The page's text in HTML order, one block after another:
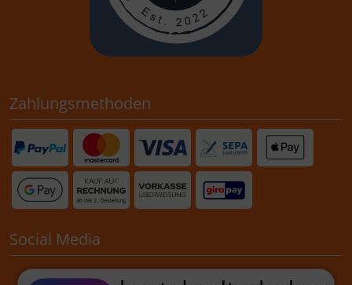
Zahlungsmethoden
Social Media